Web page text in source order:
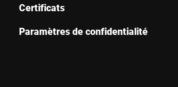
Certificats
Paramètres de confidentialité